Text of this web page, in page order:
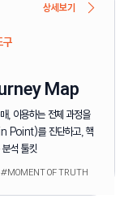
상세보기
구
Map
, 이용하는 전체 과정을
Point)를 진단하고, 핵
석 툴킷
OF TRUTH